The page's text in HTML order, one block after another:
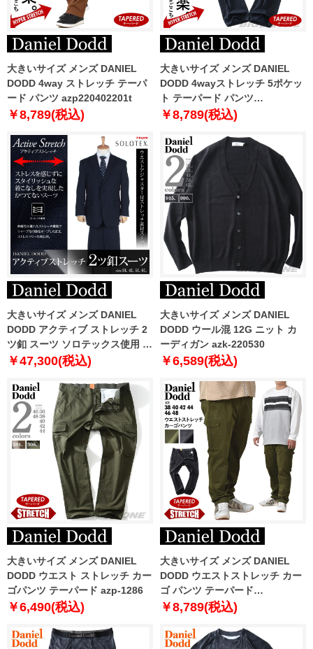
大きいサイズ メンズ DANIEL
DODD 4way ストレッチ テーパ
ード パンツ azp220402201t
￥8,789(税込)
大きいサイズ メンズ DANIEL
DODD 4wayストレッチ 5ポケッ
ト テーパード パンツ
azd229015104r
￥8,789(税込)
大きいサイズ メンズ DANIEL
DODD アクティブ ストレッチ 2
ツ釦 スーツ ソロテックス使用 ビ
ジネススーツ リクルートスーツ
￥47,300(税込)
大きいサイズ メンズ DANIEL
DODD ウール混 12G ニット カ
ーディガン azk-220530
￥6,589(税込)
大きいサイズ メンズ DANIEL
DODD ウエスト ストレッチ カー
ゴパンツ テーパード azp-1286
￥6,490(税込)
大きいサイズ メンズ DANIEL
DODD ウエストストレッチ カー
ゴ パンツ テーパード
azp230103201t
￥8,789(税込)